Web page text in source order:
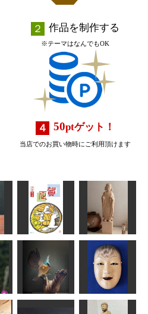
作品を制作する
※テーマはなんでもOK
50ptゲット！
当店でのお買い物時にご利用頂けます
平成31年 年
賀状
fuku
太子孝養像
かっちゃん